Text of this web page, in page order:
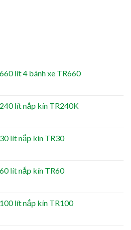
lít 4 bánh xe TR660
lít nắp kín TR240K
lít nắp kín TR30
lít nắp kín TR60
lít nắp kín TR100